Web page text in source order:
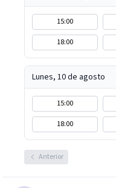
nuevas estrategias de
mayor claridad,
profundamente en la
fundamental para la
construir una vida
15:00
18:00
Lunes, 10 de agosto
15:00
18:00
Anterior